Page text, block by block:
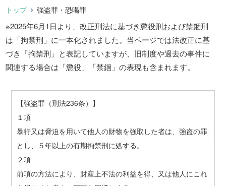
トップ 強盗罪・恐喝罪
※2025年6月1日より、改正刑法に基づき懲役刑および禁錮刑
は「拘禁刑」に一本化されました。当ページでは法改正に基
づき「拘禁刑」と表記していますが、旧制度や過去の事件に
関連する場合は「懲役」「禁錮」の表現も含まれます。
【強盗罪（刑法236条）】
１項
暴行又は脅迫を用いて他人の財物を強取した者は、強盗の罪
とし、５年以上の有期拘禁刑に処する。
２項
前項の方法により、財産上不法の利益を得、又は他人にこれ